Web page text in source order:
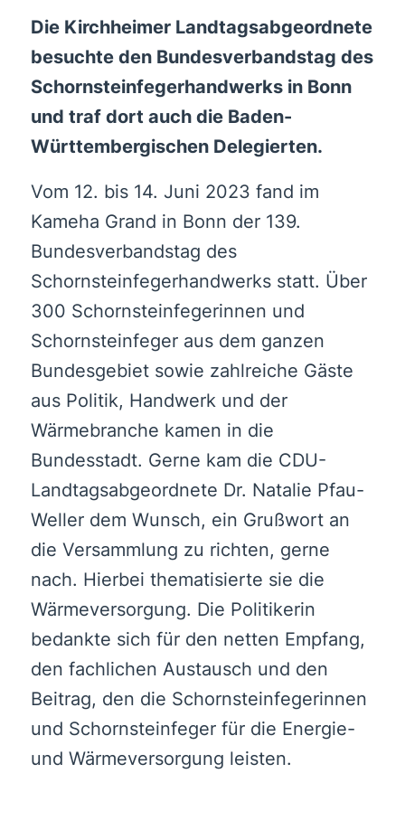
Die Kirchheimer Landtagsabgeordnete
besuchte den Bundesverbandstag des
Schornsteinfegerhandwerks in Bonn
und traf dort auch die Baden-
Württembergischen Delegierten.
Vom 12. bis 14. Juni 2023 fand im
Kameha Grand in Bonn der 139.
Bundesverbandstag des
Schornsteinfegerhandwerks statt. Über
300 Schornsteinfegerinnen und
Schornsteinfeger aus dem ganzen
Bundesgebiet sowie zahlreiche Gäste
aus Politik, Handwerk und der
Wärmebranche kamen in die
Bundesstadt. Gerne kam die CDU-
Landtagsabgeordnete Dr. Natalie Pfau-
Weller dem Wunsch, ein Grußwort an
die Versammlung zu richten, gerne
nach. Hierbei thematisierte sie die
Wärmeversorgung. Die Politikerin
bedankte sich für den netten Empfang,
den fachlichen Austausch und den
Beitrag, den die Schornsteinfegerinnen
und Schornsteinfeger für die Energie-
und Wärmeversorgung leisten.